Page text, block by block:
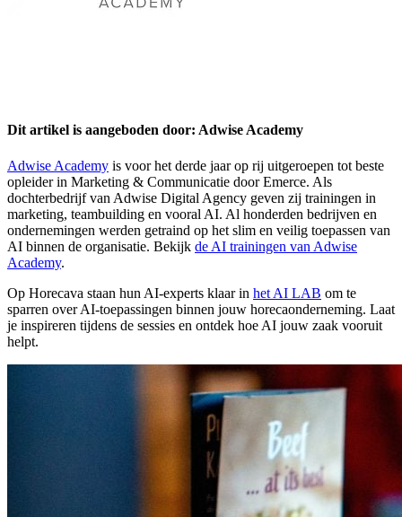
Dit artikel is aangeboden door: Adwise Academy
Adwise Academy is voor het derde jaar op rij uitgeroepen tot beste
opleider in Marketing & Communicatie door Emerce. Als
dochterbedrijf van Adwise Digital Agency geven zij trainingen in
marketing, teambuilding en vooral AI. Al honderden bedrijven en
ondernemingen werden getraind op het slim en veilig toepassen van
AI binnen de organisatie. Bekijk de AI trainingen van Adwise
Academy.
Op Horecava staan hun AI-experts klaar in het AI LAB om te
sparren over AI-toepassingen binnen jouw horecaonderneming. Laat
je inspireren tijdens de sessies en ontdek hoe AI jouw zaak vooruit
helpt.